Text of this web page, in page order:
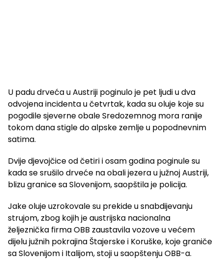
U padu drveća u Austriji poginulo je pet ljudi u dva
odvojena incidenta u četvrtak, kada su oluje koje su
pogodile sjeverne obale Sredozemnog mora ranije
tokom dana stigle do alpske zemlje u popodnevnim
satima.
Dvije djevojčice od četiri i osam godina poginule su
kada se srušilo drveće na obali jezera u južnoj Austriji,
blizu granice sa Slovenijom, saopštila je policija.
Jake oluje uzrokovale su prekide u snabdijevanju
strujom, zbog kojih je austrijska nacionalna
željeznička firma OBB zaustavila vozove u većem
dijelu južnih pokrajina Štajerske i Koruške, koje graniče
sa Slovenijom i Italijom, stoji u saopštenju OBB-a.